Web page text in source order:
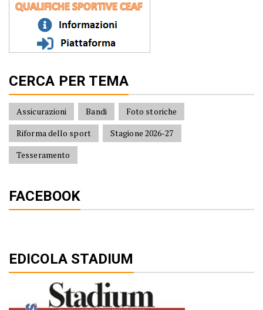
CERCA PER TEMA
Assicurazioni Bandi
Foto storiche
Riforma dello sport
Stagione 2026-27
Tesseramento
FACEBOOK
EDICOLA STADIUM